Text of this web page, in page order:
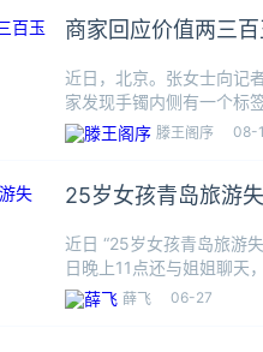
商家回应价值两三
近日，北京。张女士向记
家发现手镯内侧有一个标
有二三百元。滕王阁序 08-
25岁女孩青岛旅游
近日 “25岁女孩青岛旅游
日晚上11点还与姐姐聊天
弟弟
薛飞 06-27